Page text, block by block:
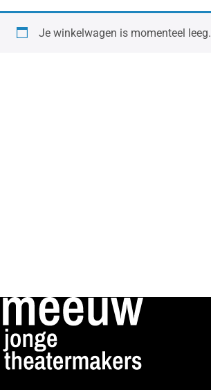
Je winkelwagen is momenteel leeg.